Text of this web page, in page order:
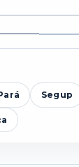
1
2
Segup